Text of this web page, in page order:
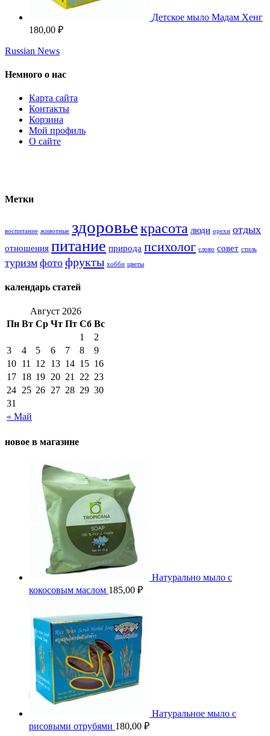
Детское мыло Мадам Хенг
180,00 ₽
Russian News
Немного о нас
Карта сайта
Контакты
Корзина
Мой профиль
О сайте
Метки
воспитание животные здоровьекрасота люди орехи отдых
отношения питание природа психолог слово совет стиль
туризм фото фрукты хобби цветы
календарь статей
Август 2026
Пн Вт Ср Чт Пт Сб Вс
« Май
1
2
3
4 5 6 7 8
9
10 11 12 13 14 15 16
17 18 19 20 21 22 23
24 25 26 27 28 29 30
31
новое в магазине
Натурально мыло с
кокосовым маслом 185,00 ₽
Натуральное мыло с
рисовыми отрубями 180,00 ₽